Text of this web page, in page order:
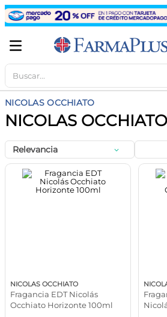
Buscar...
NICOLAS OCCHIATO
NICOLAS OCCHIATO
Relevancia
NICOLAS OCCHIATO
Fragancia EDT Nicolás
Occhiato Horizonte 100ml
TÉRMINOS MÁS BUSCADOS
1.
mela b3
2.
cerave limpieza
4.
loreal
shampoo
proteina
10. vitamina c